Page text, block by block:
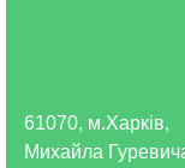
61070, м.Харків,
Михайла